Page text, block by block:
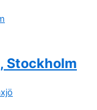
Stockholm